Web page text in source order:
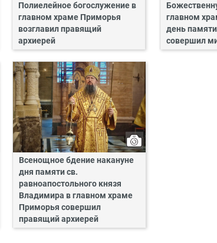
Полиелейное богослужение в
главном храме Приморья
возглавил правящий
архиерей
главном
день
совершил
Всенощное бдение накануне
дня памяти св.
равноапостольного князя
Владимира в главном храме
Приморья совершил
правящий архиерей